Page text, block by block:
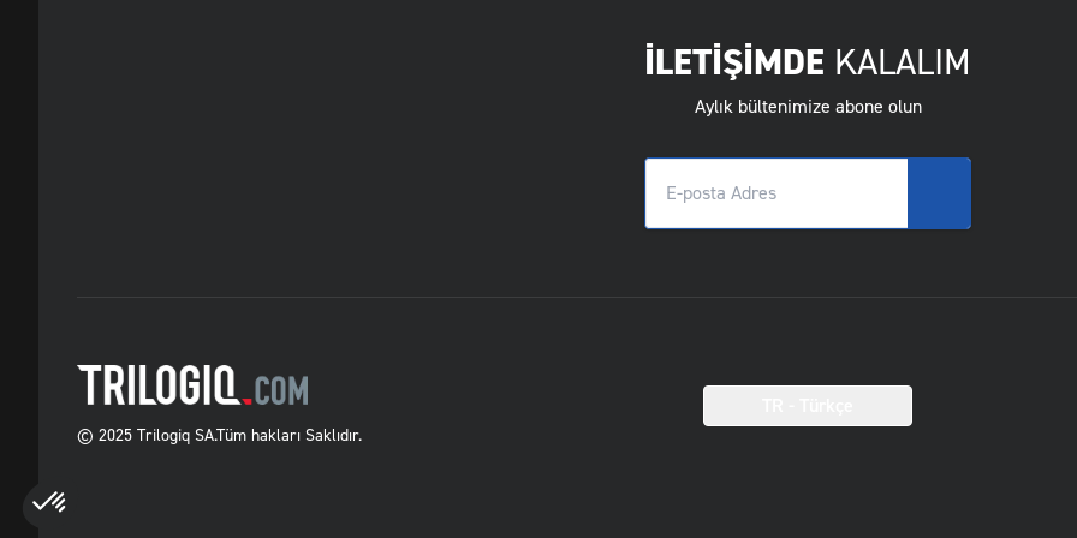
İLETİŞİMDE KALALIM
Aylık bültenimize abone olun
© 2025 Trilogiq SA.Tüm hakları Saklıdır.